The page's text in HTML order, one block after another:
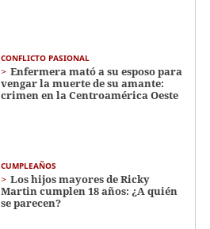
CONFLICTO PASIONAL
Enfermera mató a su esposo para
vengar la muerte de su amante:
crimen en la Centroamérica Oeste
CUMPLEAÑOS
Los hijos mayores de Ricky
Martin cumplen 18 años: ¿A quién
se parecen?